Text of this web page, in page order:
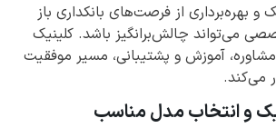
بهره‌برداری از فرصت‌های بانکداری باز
می‌تواند چالش‌برانگیز باشد. کلینیک
مشاوره، آموزش و پشتیبانی، مسیر موفقیت
می‌کند.
و انتخاب مدل مناسب